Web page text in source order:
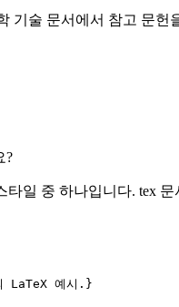
기술 문서에서 참고 문
?
타일 중 하나입니다. tex
LaTeX 예시.}